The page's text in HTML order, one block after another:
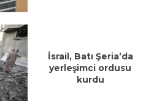
İsrail, Batı Şeria’da
yerleşimci ordusu
kurdu